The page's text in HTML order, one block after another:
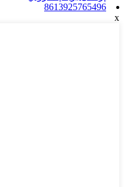
8613925765496
x